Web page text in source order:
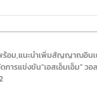
อม,แนะนำเพิ่มสัญญาณอินเ
รแข่งขัน“เอสเอ็มเอ็ม” ว